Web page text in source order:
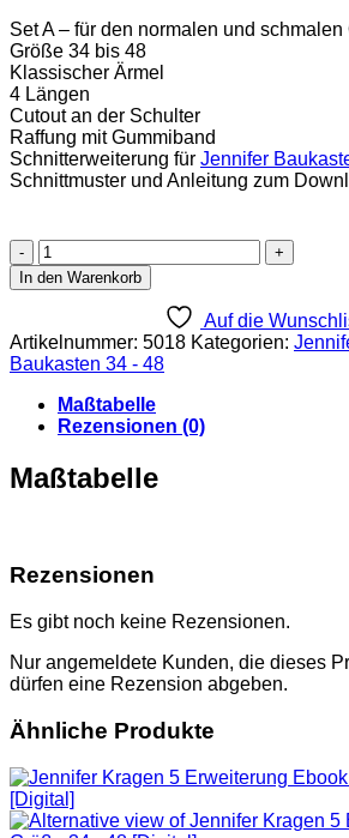
Set A – für den normalen und schmalen
Größe 34 bis 48
Klassischer Ärmel
4 Längen
Cutout an der Schulter
Raffung mit Gummiband
Schnitterweiterung für Jennifer
Schnittmuster und Anleitung zum
Jennifer
Ärmel
Set
Erweiterung
Ebook
Größe
34-
48
Menge
In den Warenkorb
Auf die
Artikelnummer: 5018 Kategorien:
Baukasten 34 - 48
Maßtabelle
Rezensionen (0)
Maßtabelle
Rezensionen
Es gibt noch keine Rezensionen.
Nur angemeldete Kunden, die dieses
dürfen eine Rezension abgeben.
Ähnliche Produkte